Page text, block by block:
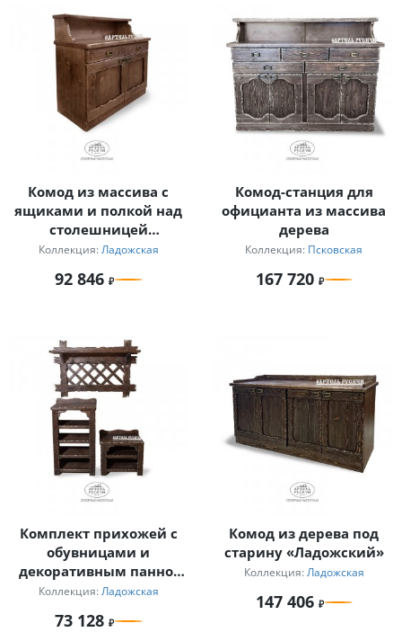
Комод из массива с
ящиками и полкой над
столешницей
«Ладожский»
Коллекция: Ладожская
92 846
Комод-станция для
официанта из массива
дерева
Коллекция: Псковская
167 720
Комплект прихожей с
обувницами и
декоративным панно-
вешалкой
Коллекция: Ладожская
73 128
Комод из дерева под
старину «Ладожский»
Коллекция: Ладожская
147 406